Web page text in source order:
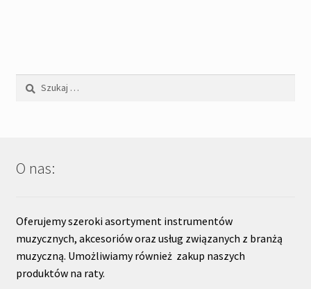
Szukaj:
O nas:
Oferujemy szeroki asortyment instrumentów
muzycznych, akcesoriów oraz usług związanych z branżą
muzyczną. Umożliwiamy również zakup naszych
produktów na raty.